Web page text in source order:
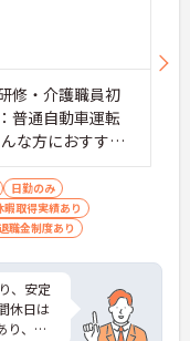
修・介護職員初
通自動車運転
な方におすすめ
大切にしたいと
れに合わせ
方、これまで
に活用したい
日勤のみ
取得実績あり
職金制度あり
、安定
休日は
り、プ